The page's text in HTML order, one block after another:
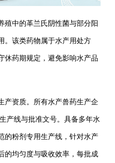
殖中的革兰氏阴性菌与部分阳
。该类药物属于水产用处方
休药期规定，避免影响水产品
产资质。所有水产兽药生产企
产线与批准文号。具备多年水
的粉剂专用生产线，针对水产
的均匀度与吸收效率，每批成